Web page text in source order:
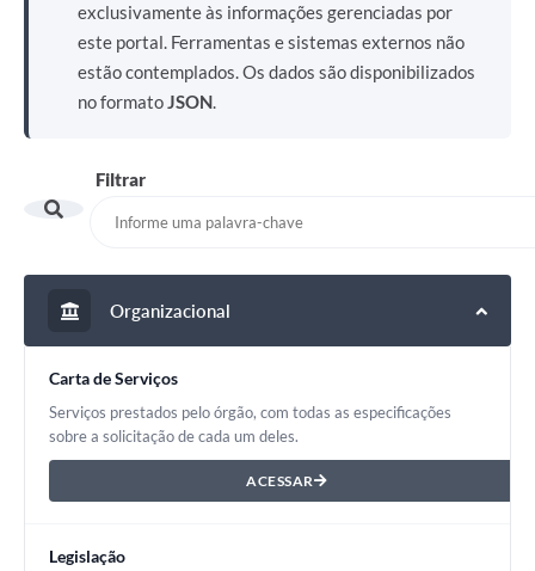
exclusivamente às informações gerenciadas por
este portal. Ferramentas e sistemas externos não
estão contemplados. Os dados são disponibilizados
no formatoJSON.
Filtrar
Organizacional
Carta de Serviços
Serviços prestados pelo órgão, com todas as especificações
sobre a solicitação de cada um deles.
ACESSAR
Legislação